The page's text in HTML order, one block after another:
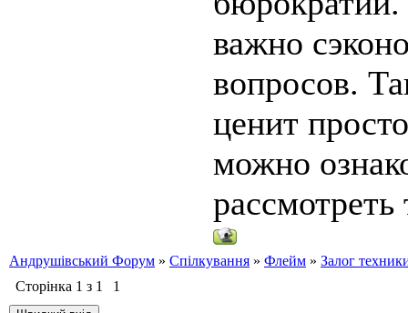
важно
вопросов.
ценит
можно
рассмотреть
Андрушівський Форум » Спілкування » Флейм » Залог
Сторінка 1 з 1 1